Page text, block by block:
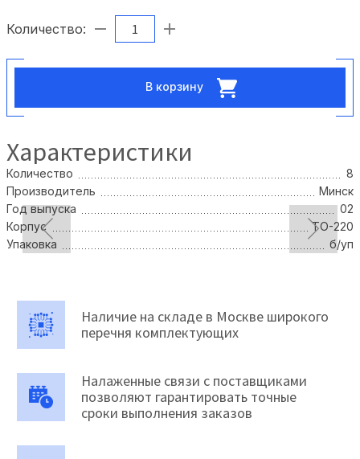
Количество:
В корзину
Характеристики
Количество
8
Производитель
Минск
Год выпуска
02
Корпус
TO-220
Упаковка
б/уп
Наличие на складе в Москве широкого
перечня комплектующих
Налаженные связи с поставщиками
позволяют гарантировать точные
сроки выполнения заказов